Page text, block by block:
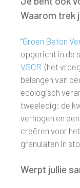
Waarom trek
“Groen Beton
opgericht in de
VSOR (het
belangen van
ecologisch
tweeledig: de
verhogen en
creëren voor
granulaten in
Werpt jullie